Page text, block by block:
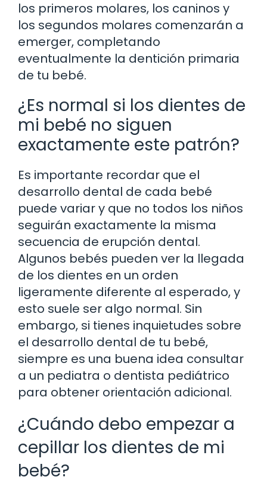
los primeros molares, los caninos y
los segundos molares comenzarán a
emerger, completando
eventualmente la dentición primaria
de tu bebé.
¿Es normal si los dientes de
mi bebé no siguen
exactamente este patrón?
Es importante recordar que el
desarrollo dental de cada bebé
puede variar y que no todos los niños
seguirán exactamente la misma
secuencia de erupción dental.
Algunos bebés pueden ver la llegada
de los dientes en un orden
ligeramente diferente al esperado, y
esto suele ser algo normal. Sin
embargo, si tienes inquietudes sobre
el desarrollo dental de tu bebé,
siempre es una buena idea consultar
a un pediatra o dentista pediátrico
para obtener orientación adicional.
¿Cuándo debo empezar a
cepillar los dientes de mi
bebé?